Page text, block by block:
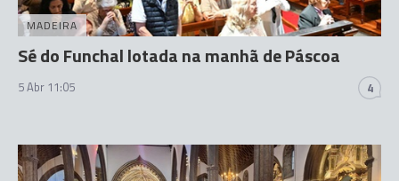
MADEIRA
Sé do Funchal lotada na manhã de Páscoa
5 Abr 11:05 4